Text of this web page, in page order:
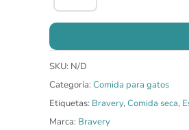
SKU: N/D
Categoría: Comida para gatos
Etiquetas: Bravery,Comida seca,
Marca: Bravery